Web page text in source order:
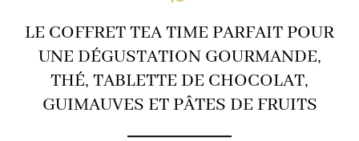
LE COFFRET TEA TIME PARFAIT POUR
UNE DÉGUSTATION GOURMANDE,
THÉ, TABLETTE DE CHOCOLAT,
GUIMAUVES ET PÂTES DE FRUITS